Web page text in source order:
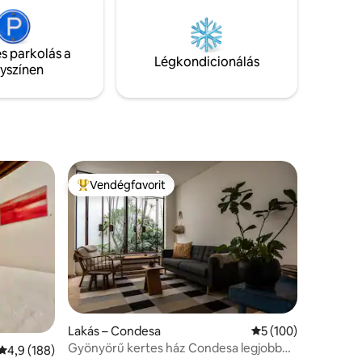
a
5
parkolás a
Légkondicionálás
értékelés: 5/4,9, 188 vélemény
4,9 (188)
Kiemelt vendégfavorit
Vendégfavorit
Lakás – Condesa Átlagos értékelés:
5 (100)
Gyönyörű kertes ház Condesa legjobb